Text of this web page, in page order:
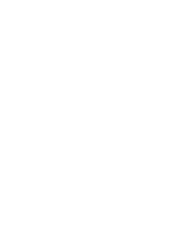
στα αγαπημένα